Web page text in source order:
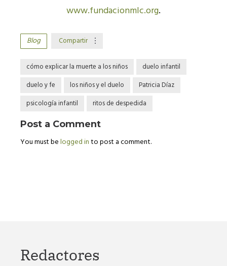
www.fundacionmlc.org.
Blog Compartir
cómo explicar la muerte a los niños
duelo infantil
duelo y fe
los niños y el duelo
Patricia Díaz
psicología infantil
ritos de despedida
Post a Comment
You must belogged into post a comment.
Redactores